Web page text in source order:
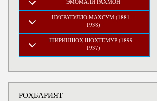
ЭМОМАЛӢ РАҲМОН
НУСРАТУЛЛО МАХСУМ (1881 –
1938)
ШИРИНШОҲ ШОҲТЕМУР (1899 –
1937)
РОҲБАРИЯТ